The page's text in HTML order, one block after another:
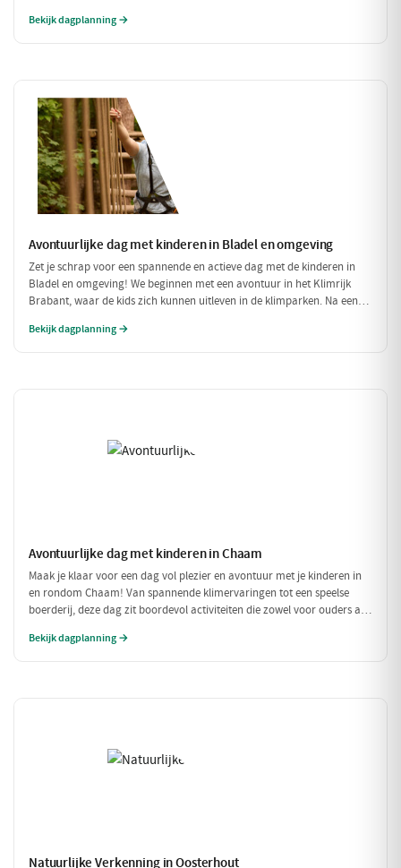
de omgeving en elkaar.
Bekijk dagplanning →
Avontuurlijke dag met kinderen in Bladel en omgeving
Zet je schrap voor een spannende en actieve dag met de kinderen in
Bladel en omgeving! We beginnen met een avontuur in het Klimrijk
Brabant, waar de kids zich kunnen uitleven in de klimparken. Na een
heerlijke traktatie bij Milly's IJs Boutique, waar je kunt zien hoe het
Bekijk dagplanning →
Avontuurlijke dag met kinderen in Chaam
Maak je klaar voor een dag vol plezier en avontuur met je kinderen in
en rondom Chaam! Van spannende klimervaringen tot een speelse
boerderij, deze dag zit boordevol activiteiten die zowel voor ouders als
gezellige eetgelegenheden!
Bekijk dagplanning →
Natuurlijke Verkenning in Oosterhout